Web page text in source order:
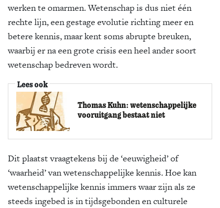
werken te omarmen. Wetenschap is dus niet één
rechte lijn, een gestage evolutie richting meer en
betere kennis, maar kent soms abrupte breuken,
waarbij er na een grote crisis een heel ander soort
wetenschap bedreven wordt.
Lees ook
Thomas Kuhn: wetenschappelijke
vooruitgang bestaat niet
Dit plaatst vraagtekens bij de ‘eeuwigheid’ of
‘waarheid’ van wetenschappelijke kennis. Hoe kan
wetenschappelijke kennis immers waar zijn als ze
steeds ingebed is in tijdsgebonden en culturele